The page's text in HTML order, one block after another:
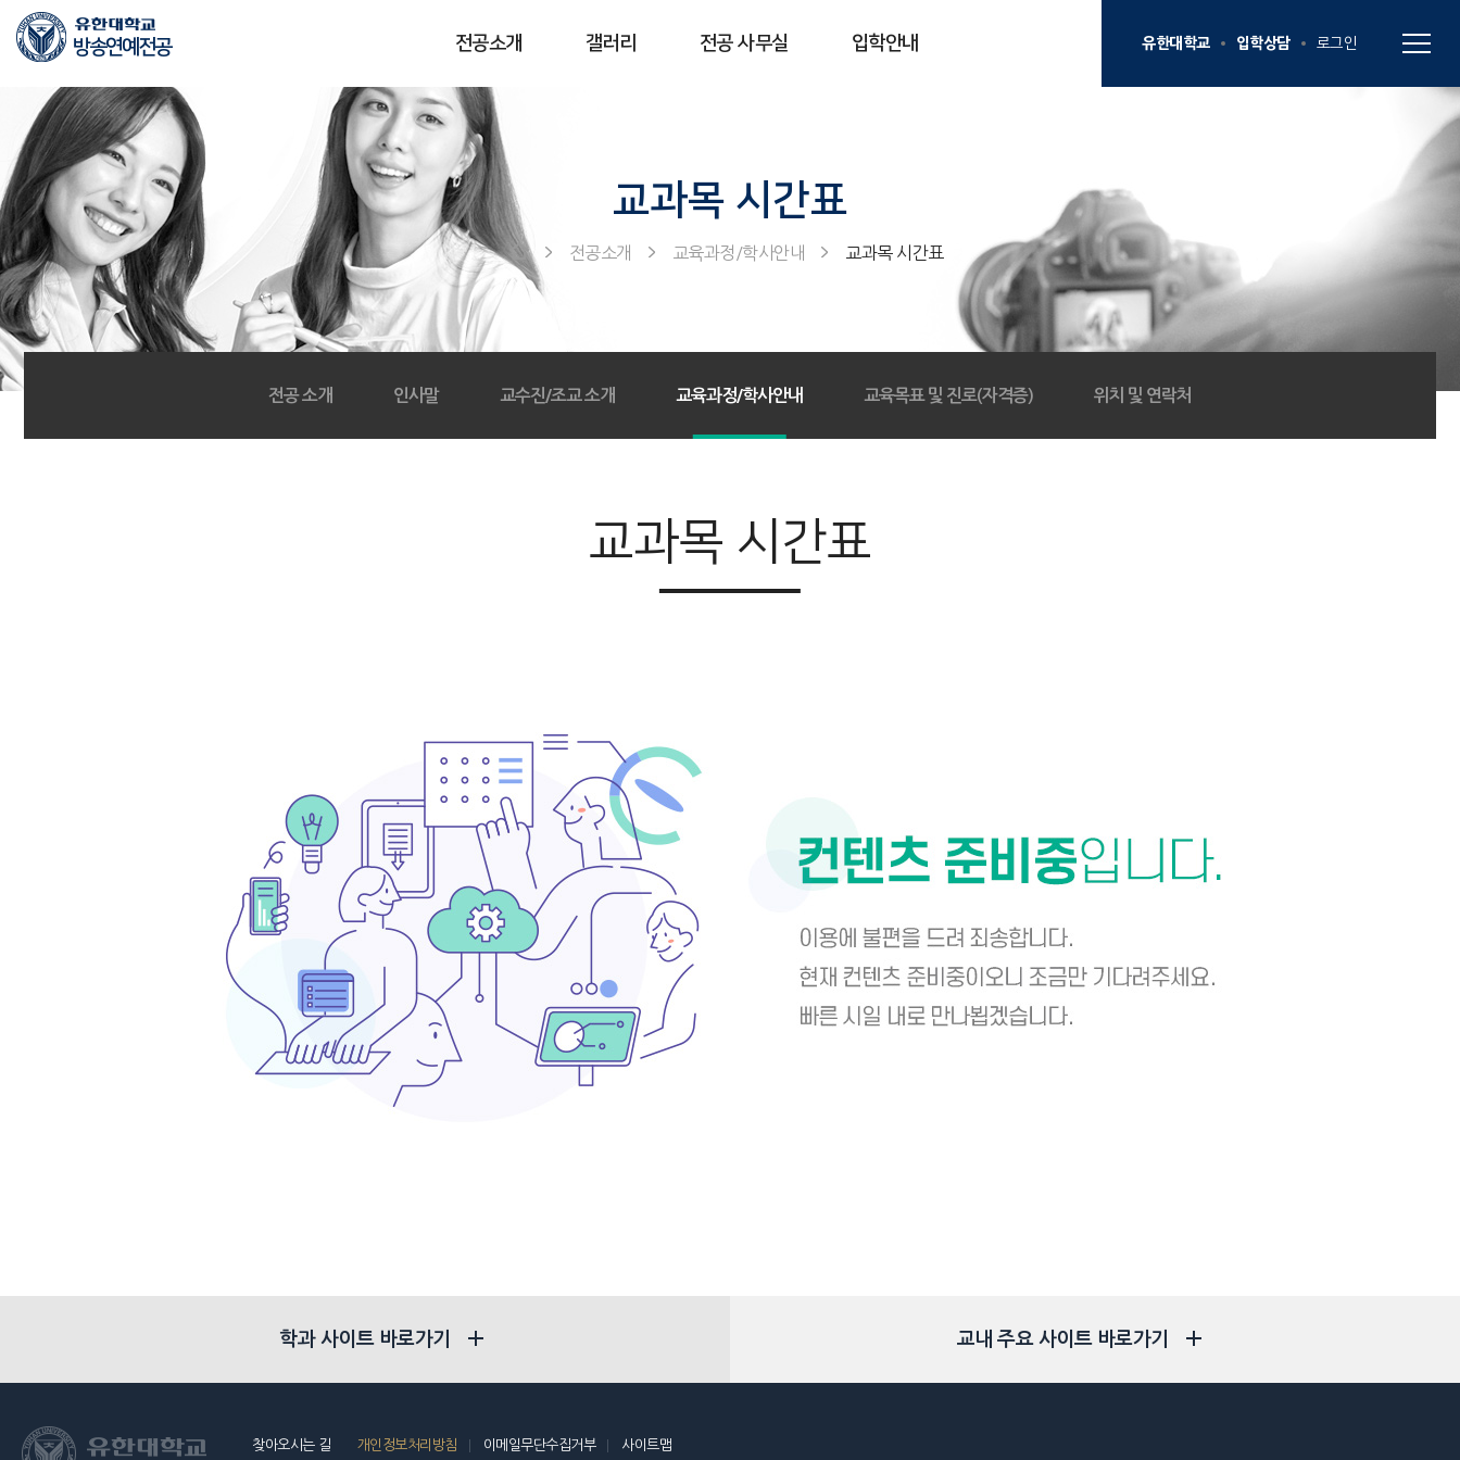
본문 바로가기 주메뉴 바로가기
방송연예전공 전공소개 갤러리 전공 사무실 입학안내 유한대학교 입학상담 로그인
교과목 시간표
전공소개 교육과정/학사안내 교과목 시간표
전공 소개 인사말 교수진/조교 소개 교육과정/학사안내 교육목표 및 진로(자격증) 위치 및 연락처
교과목 시간표
학과 사이트 바로가기 교내 주요 사이트 바로가기
찾아오시는 길 개인정보처리방침 이메일무단수집거부 사이트맵